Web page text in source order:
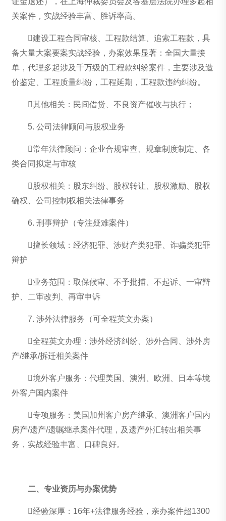
关案件，实战经验丰富、胜诉率高。
建设工程合同审核、工程款结算、追索工程款，具
备大量大案要案实战经验，办案效果显著：全国大量接
单，代理多起涉及千万级的工程款纠纷案件，主要涉及造
价鉴定、工程质量纠纷，工程延期，工程款违约纠纷。
其他相关：民间借贷、不良资产催收与执行；
5. 公司法律顾问与股权业务
常年法律顾问：企业合规审查、规章制度制定、各
类合同拟定与审核
股权相关：股东纠纷、股权转让、股权激励、股权
确权、公司控制权相关法律事务
6. 刑事辩护（专注疑难案件）
擅长领域：经济犯罪、涉财产类犯罪、诈骗类犯罪
辩护
业务范围：取保候审、不予批捕、不起诉、一审辩
护、二审改判、再审申诉
7. 涉外法律服务（可全程英文办案）
全程英文办理：涉外经济纠纷、涉外合同、涉外房
产/继承/拆迁相关案件
境外客户服务：代理美国、澳洲、欧洲、日本等境
外客户国内案件
专项服务：美国加州客户房产继承、澳洲客户国内
房产/遗产/遗嘱继承案件代理，及遗产外汇转出相关事
务，实战经验丰富、口碑良好。
二、专业资历与办案优势
经验深厚：16年+法律服务经验，亲办案件超1300